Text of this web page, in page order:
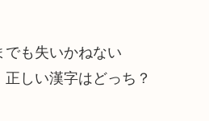
でも失いかねない
正しい漢字はどっち？